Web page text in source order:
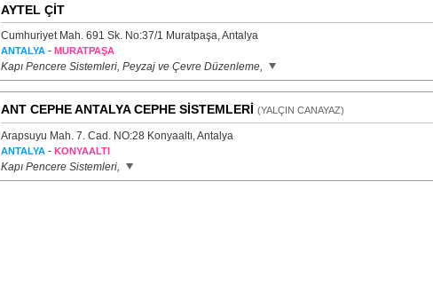
AYTEL ÇİT
Cumhuriyet Mah. 691 Sk. No:37/1 Muratpaşa, Antalya
ANTALYA- MURATPAŞA
Kapı Pencere Sistemleri, Peyzaj ve Çevre Düzenleme,
ANT CEPHE ANTALYA CEPHE SİSTEMLERİ (YALÇIN CANAYAZ)
Arapsuyu Mah. 7. Cad. NO:28 Konyaaltı, Antalya
ANTALYA- KONYAALTI
Kapı Pencere Sistemleri,